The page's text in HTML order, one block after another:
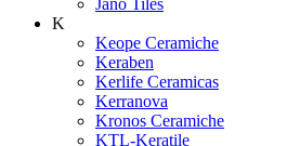
K
Keope Ceramiche
Keraben
Kerlife Ceramicas
Kerranova
Kronos Ceramiche
KTL-Keratile